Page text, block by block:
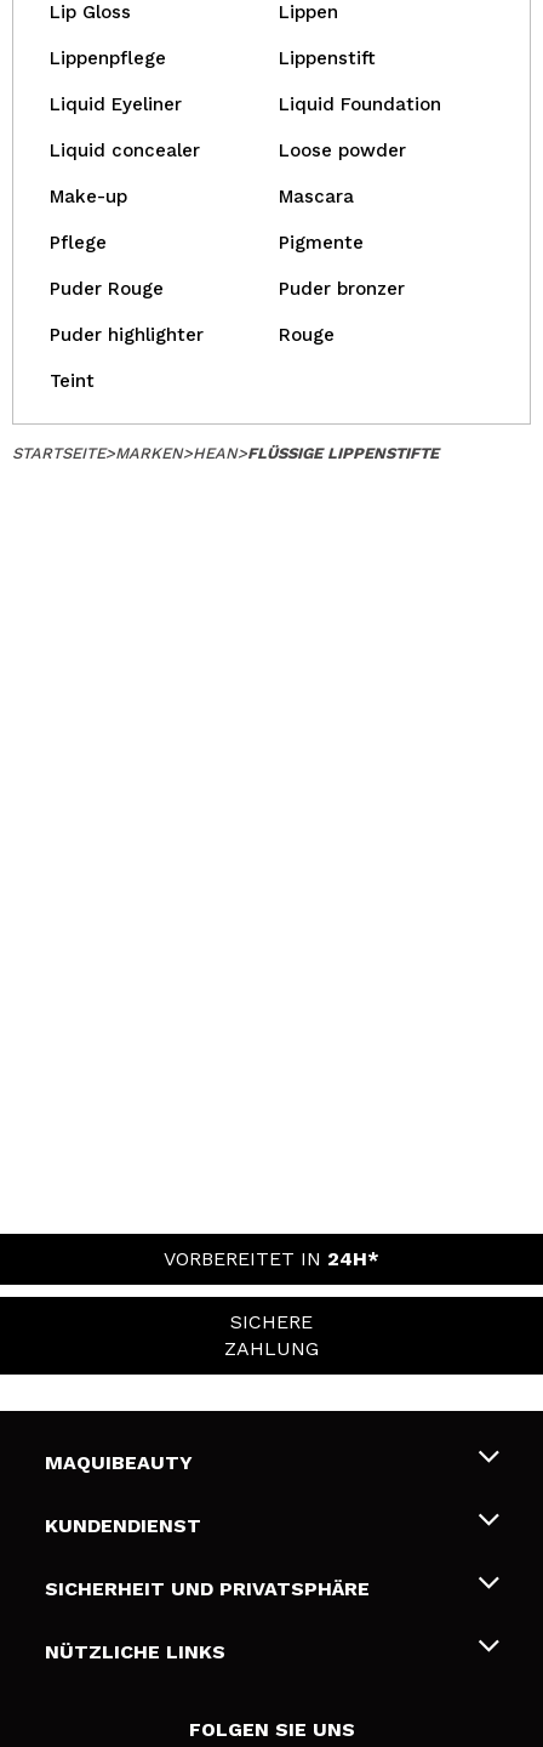
Lip Gloss Lippen
Lippenpflege Lippenstift
Liquid Eyeliner Liquid Foundation
Liquid concealer Loose powder
Make-up Mascara
Pflege Pigmente
Puder Rouge Puder bronzer
Puder highlighter Rouge
Teint
STARTSEITE>MARKEN>HEAN>FLÜSSIGE LIPPENSTIFTE
VORBEREITET IN 24H*
SICHERE
ZAHLUNG
MAQUIBEAUTY
Über uns
Geschenkkarten
KUNDENDIENST
Liefer- und Versandkosten
Zahlung
SICHERHEIT UND PRIVATSPHÄRE
Bedingungen und Datenschutz
NÜTZLICHE LINKS
FOLGEN SIE UNS